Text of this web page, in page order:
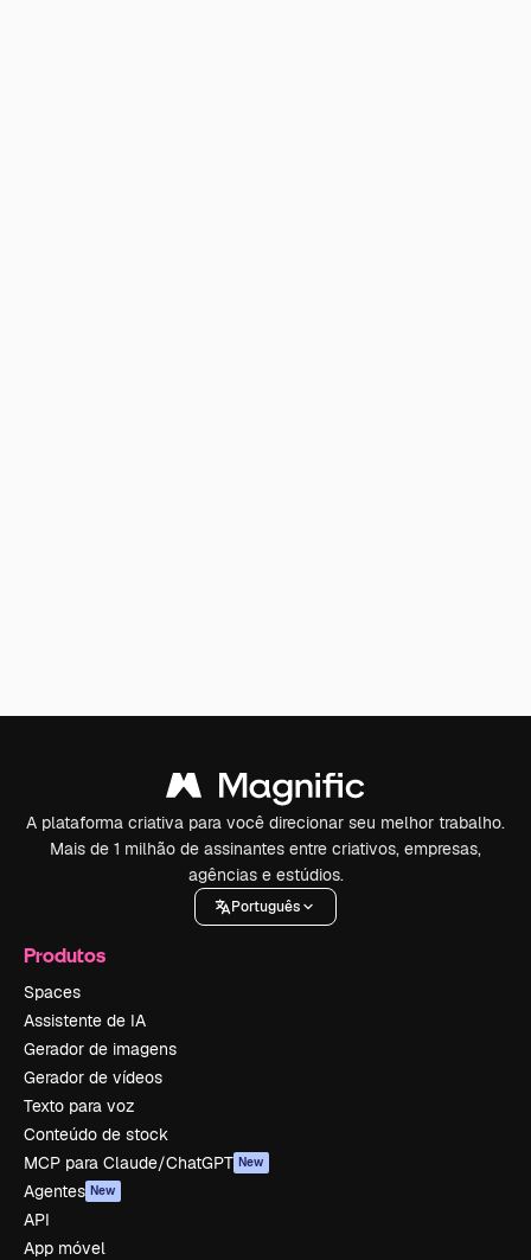
A plataforma criativa para você direcionar seu melhor trabalho.
Mais de 1 milhão de assinantes entre criativos, empresas,
agências e estúdios.
Português
Produtos
Spaces
Assistente de IA
Gerador de imagens
Gerador de vídeos
Texto para voz
Conteúdo de stock
MCP para Claude/ChatGPT New
Agentes New
API
App móvel